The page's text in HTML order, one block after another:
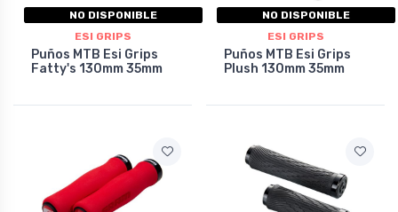
NO DISPONIBLE
ESI GRIPS
Puños MTB Esi Grips
Fatty's 130mm 35mm
NO DISPONIBLE
ESI GRIPS
Puños MTB Esi Grips
Plush 130mm 35mm